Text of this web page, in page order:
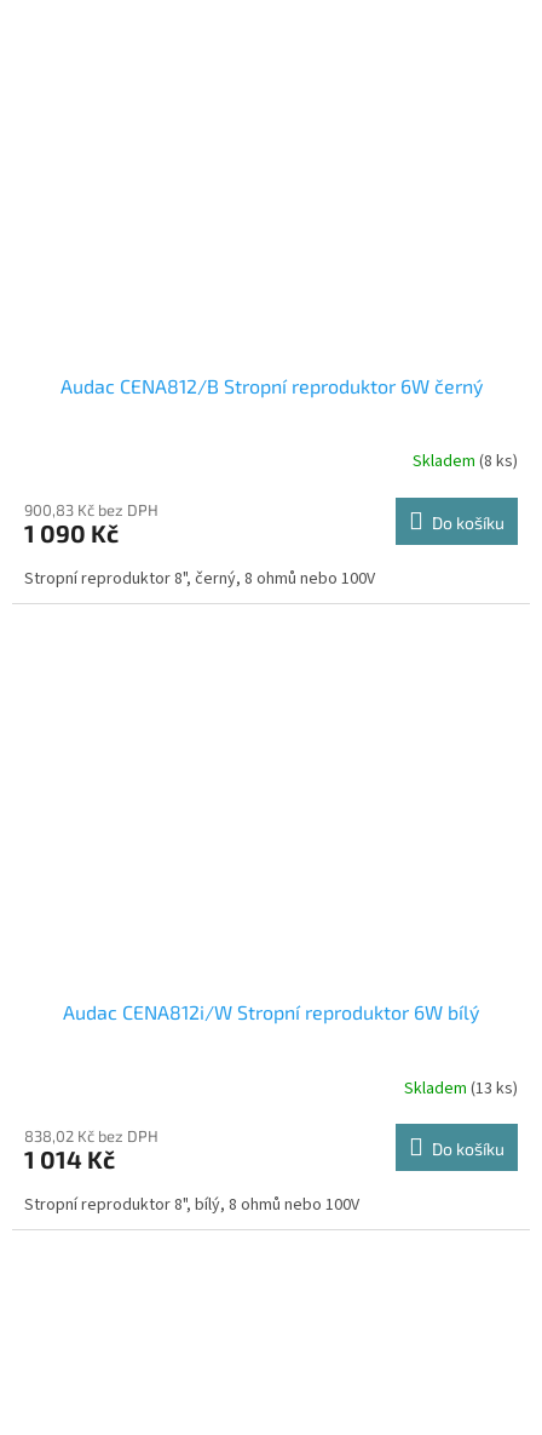
Audac CENA812/B Stropní reproduktor 6W černý
Skladem (8 ks)
900,83 Kč bez DPH
1 090 Kč Do košíku
Stropní reproduktor 8", černý, 8 ohmů nebo 100V
Audac CENA812i/W Stropní reproduktor 6W bílý
Skladem (13 ks)
838,02 Kč bez DPH
1 014 Kč Do košíku
Stropní reproduktor 8", bílý, 8 ohmů nebo 100V